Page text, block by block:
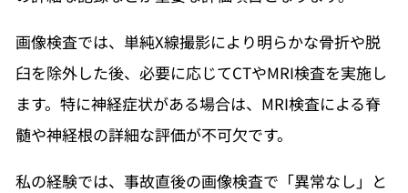
画像検査では、単純X線撮影により明らかな骨折や脱
臼を除外した後、必要に応じてCTやMRI検査を実施し
ます。特に神経症状がある場合は、MRI検査による脊
髄や神経根の詳細な評価が不可欠です。
私の経験では、事故直後の画像検査で「異常なし」と